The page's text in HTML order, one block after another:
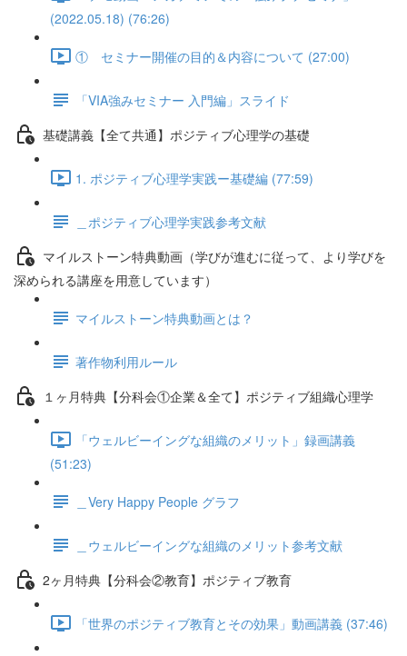
(2022.05.18) (76:26)
① セミナー開催の目的＆内容について (27:00)
「VIA強みセミナー 入門編」スライド
基礎講義【全て共通】ポジティブ心理学の基礎
1. ポジティブ心理学実践ー基礎編 (77:59)
＿ポジティブ心理学実践参考文献
マイルストーン特典動画（学びが進むに従って、より学びを
深められる講座を用意しています）
マイルストーン特典動画とは？
著作物利用ルール
１ヶ月特典【分科会①企業＆全て】ポジティブ組織心理学
「ウェルビーイングな組織のメリット」録画講義
(51:23)
＿Very Happy People グラフ
＿ウェルビーイングな組織のメリット参考文献
2ヶ月特典【分科会②教育】ポジティブ教育
「世界のポジティブ教育とその効果」動画講義 (37:46)